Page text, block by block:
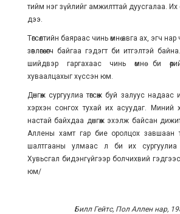
тийм нэг зүйлийг амжилттай дуусгалаа. Их
дээ.
Төгсөлтийн баяраас чинь өмнө авга ах, эгч
зөвлөгөө өгч байгаа гэдэгт би итгэлтэй
шийдвэр гаргахаас чинь өмнө би
хуваалцахыг хүссэн юм.
Дөнгөж сургуулиа төгсөж буй залуус
хэрхэн сонгох тухай их асуудаг. Миний
настай байхдаа дөнгөж эхэлж байсан
Аллены хамт гар бие оролцох завшаан
шалтгааны улмаас л би их сургуулиа
Хувьсгал бидэнгүйгээр болчихвий
юм/
Билл Гейтс, Пол Аллен нар,